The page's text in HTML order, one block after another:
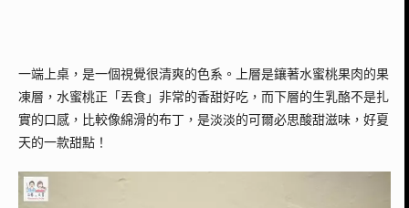
一端上桌，是一個視覺很清爽的色系。上層是鑲著水蜜桃果肉的果
凍層，水蜜桃正「丟食」非常的香甜好吃，而下層的生乳酪不是扎
實的口感，比較像綿滑的布丁，是淡淡的可爾必思酸甜滋味，好夏
天的一款甜點！